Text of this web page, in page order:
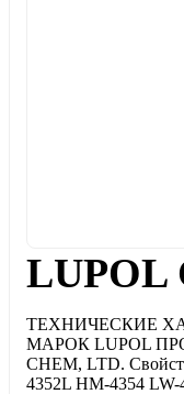
LUPOL
ТЕХНИЧЕСКИЕ
МАРОК LUPOL
CHEM, LTD.
4352L HM-4354